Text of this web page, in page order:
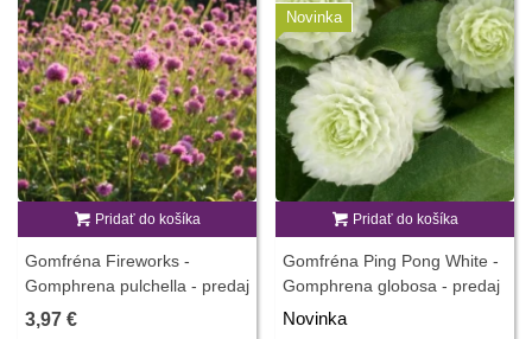
Pridať do košíka
Gomfréna Fireworks -
Gomphrena pulchella - predaj
semien - 20 ks
3,97 €
Novinka
Pridať do košíka
Gomfréna Ping Pong White -
Gomphrena globosa - predaj
semien - 20 ks
Novinka